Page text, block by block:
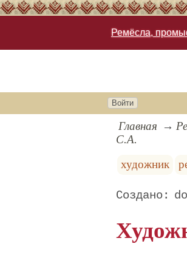
Ремёсла,
Войти
Главная
С.А.
художник